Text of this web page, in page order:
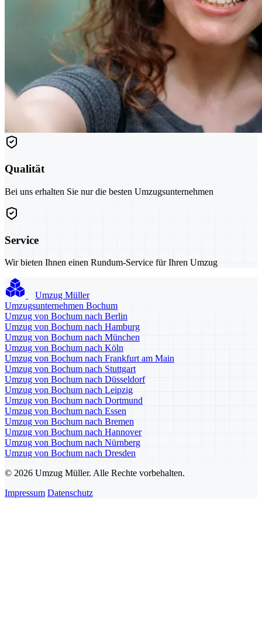
Qualität
Bei uns erhalten Sie nur die besten Umzugsunternehmen
Service
Wir bieten Ihnen einen Rundum-Service für Ihren Umzug
Umzug Müller
Umzugsunternehmen Bochum
Umzug von Bochum nach Berlin
Umzug von Bochum nach Hamburg
Umzug von Bochum nach München
Umzug von Bochum nach Köln
Umzug von Bochum nach Frankfurt am Main
Umzug von Bochum nach Stuttgart
Umzug von Bochum nach Düsseldorf
Umzug von Bochum nach Leipzig
Umzug von Bochum nach Dortmund
Umzug von Bochum nach Essen
Umzug von Bochum nach Bremen
Umzug von Bochum nach Hannover
Umzug von Bochum nach Nürnberg
Umzug von Bochum nach Dresden
© 2026 Umzug Müller. Alle Rechte vorbehalten.
Impressum Datenschutz